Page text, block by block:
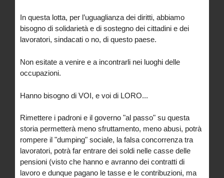
In questa lotta, per l’uguaglianza dei diritti, abbiamo
bisogno di solidarietà e di sostegno dei cittadini e dei
lavoratori, sindacati o no, di questo paese.
Non esitate a venire e a incontrarli nei luoghi delle
occupazioni.
Hanno bisogno di VOI, e voi di LORO...
Rimettere i padroni e il governo "al passo" su questa
storia permetterà meno sfruttamento, meno abusi, potrà
rompere il "dumping" sociale, la falsa concorrenza tra
lavoratori, potrà far entrare dei soldi nelle casse delle
pensioni (visto che hanno e avranno dei contratti di
lavoro e dunque pagano le tasse e le contribuzioni, ma